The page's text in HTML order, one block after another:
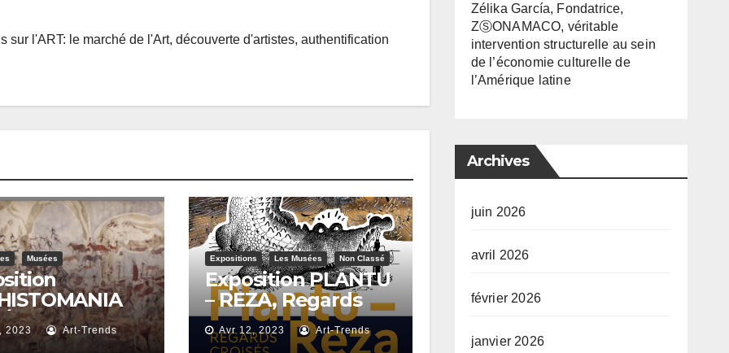
sur l'ART: le marché de l'Art, découverte d'artistes, authentification
Musées
DE
2023 Art-Trends
Expositions Les Musées Non Classé
Exposition PLANTU
– REZA, Regards
Croisés au Musée
de l’Homme
Avr 12, 2023 Art-Trends
Zélika García, Fondatrice,
ZⓈONAMACO, véritable
intervention structurelle au sein
de l’économie culturelle de
l’Amérique latine
Archives
juin 2026
avril 2026
février 2026
janvier 2026